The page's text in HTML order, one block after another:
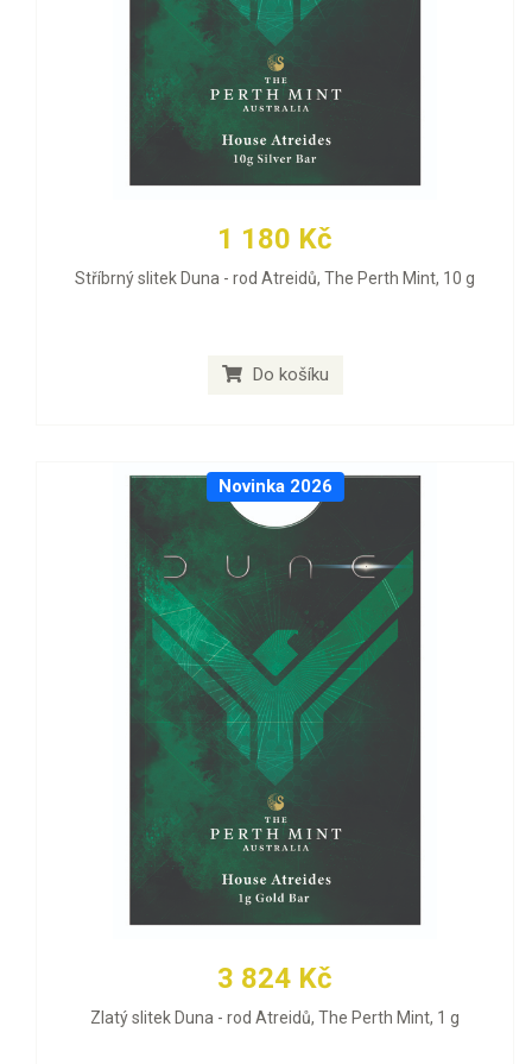
1 180 Kč
Stříbrný slitek Duna - rod Atreidů, The Perth Mint, 10 g
Do košíku
Novinka 2026
3 824 Kč
Zlatý slitek Duna - rod Atreidů, The Perth Mint, 1 g